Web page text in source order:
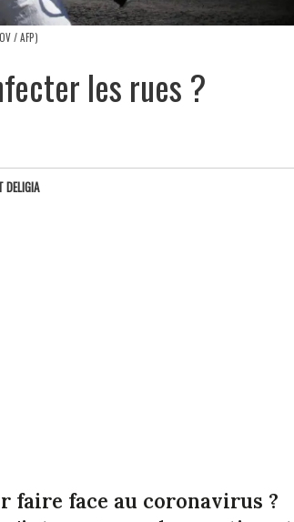
/ AFP)
les rues ?
DELIGIA
faire face au coronavirus ?